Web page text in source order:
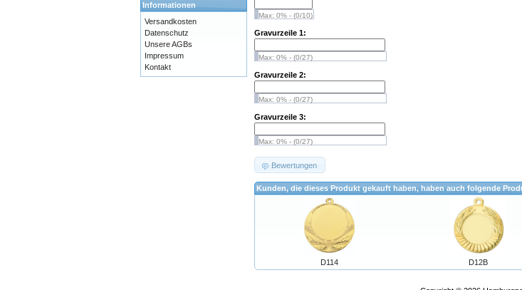
Max: 0% - (0/10)
Gravurzeile 1:
Max: 0% - (0/27)
Gravurzeile 2:
Max: 0% - (0/27)
Gravurzeile 3:
Max: 0% - (0/27)
Bewertungen
Kunden, die dieses Produkt gekauft haben, haben auch folgende
D114 D12B
Informationen
Versandkosten
Datenschutz
Unsere AGBs
Impressum
Kontakt